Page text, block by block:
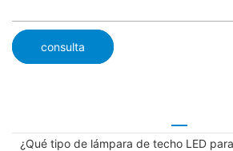
consulta
¿Qué tipo de lámpara de techo LED